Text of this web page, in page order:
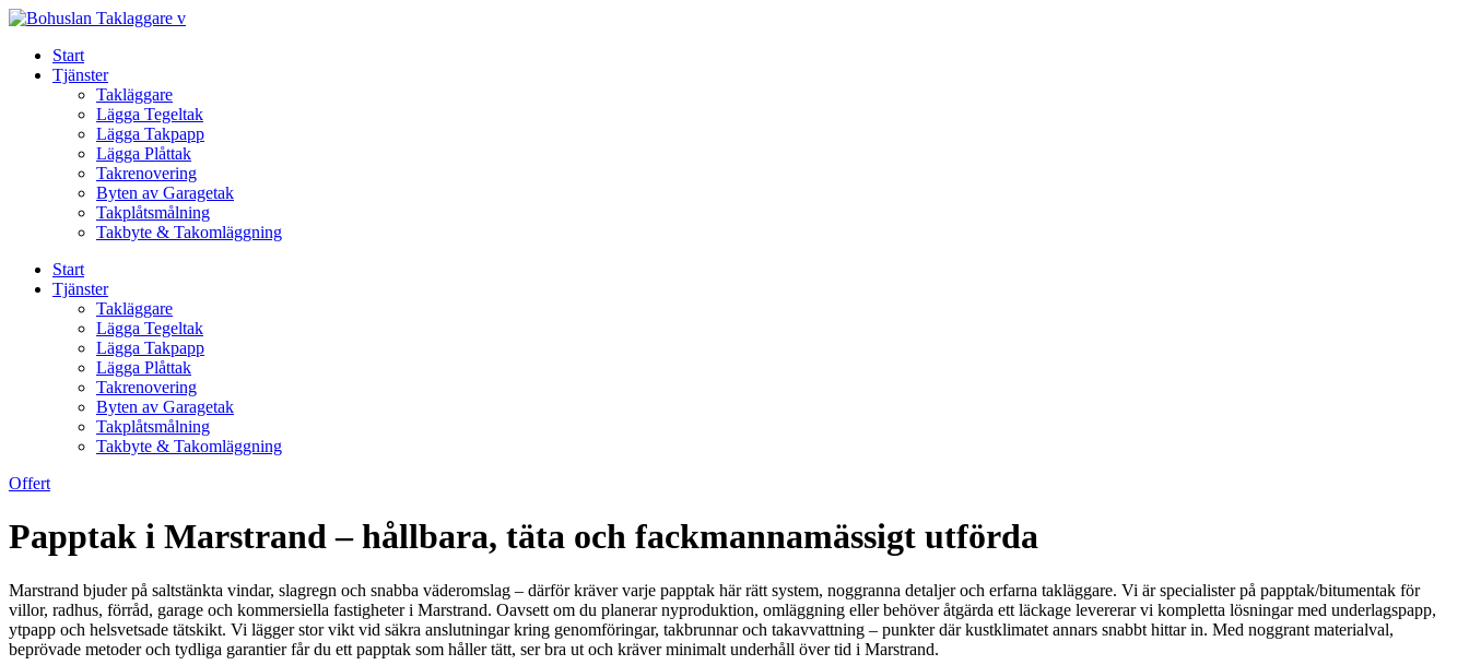
Skip
contentStart
Tjänster
Takläggare
Lägga Tegeltak
Lägga Takpapp
Lägga Plåttak
Takrenovering
Byten av Garagetak
Takplåtsmålning
Takbyte & Takomläggning
Start
Tjänster
Takläggare
Lägga Tegeltak
Lägga Takpapp
Lägga Plåttak
Takrenovering
Byten av Garagetak
Takplåtsmålning
Takbyte & Takomläggning
Offert
Papptak i Marstrand – hållbara, täta och fackmannamässigt utförda
Marstrand bjuder på saltstänkta vindar, slagregn och snabba väderomslag – därför kräver varje papptak här rätt system, noggranna detaljer och erfarna takläggare. Vi är specialister på papptak/bitumentak för
villor, radhus, förråd, garage och kommersiella fastigheter i Marstrand. Oavsett om du planerar nyproduktion, omläggning eller behöver åtgärda ett läckage levererar vi kompletta lösningar med underlagspapp,
ytpapp och helsvetsade tätskikt. Vi lägger stor vikt vid säkra anslutningar kring genomföringar, takbrunnar och takavvattning – punkter där kustklimatet annars snabbt hittar in. Med noggrant materialval,
beprövade metoder och tydliga garantier får du ett papptak som håller tätt, ser bra ut och kräver minimalt underhåll över tid i Marstrand.